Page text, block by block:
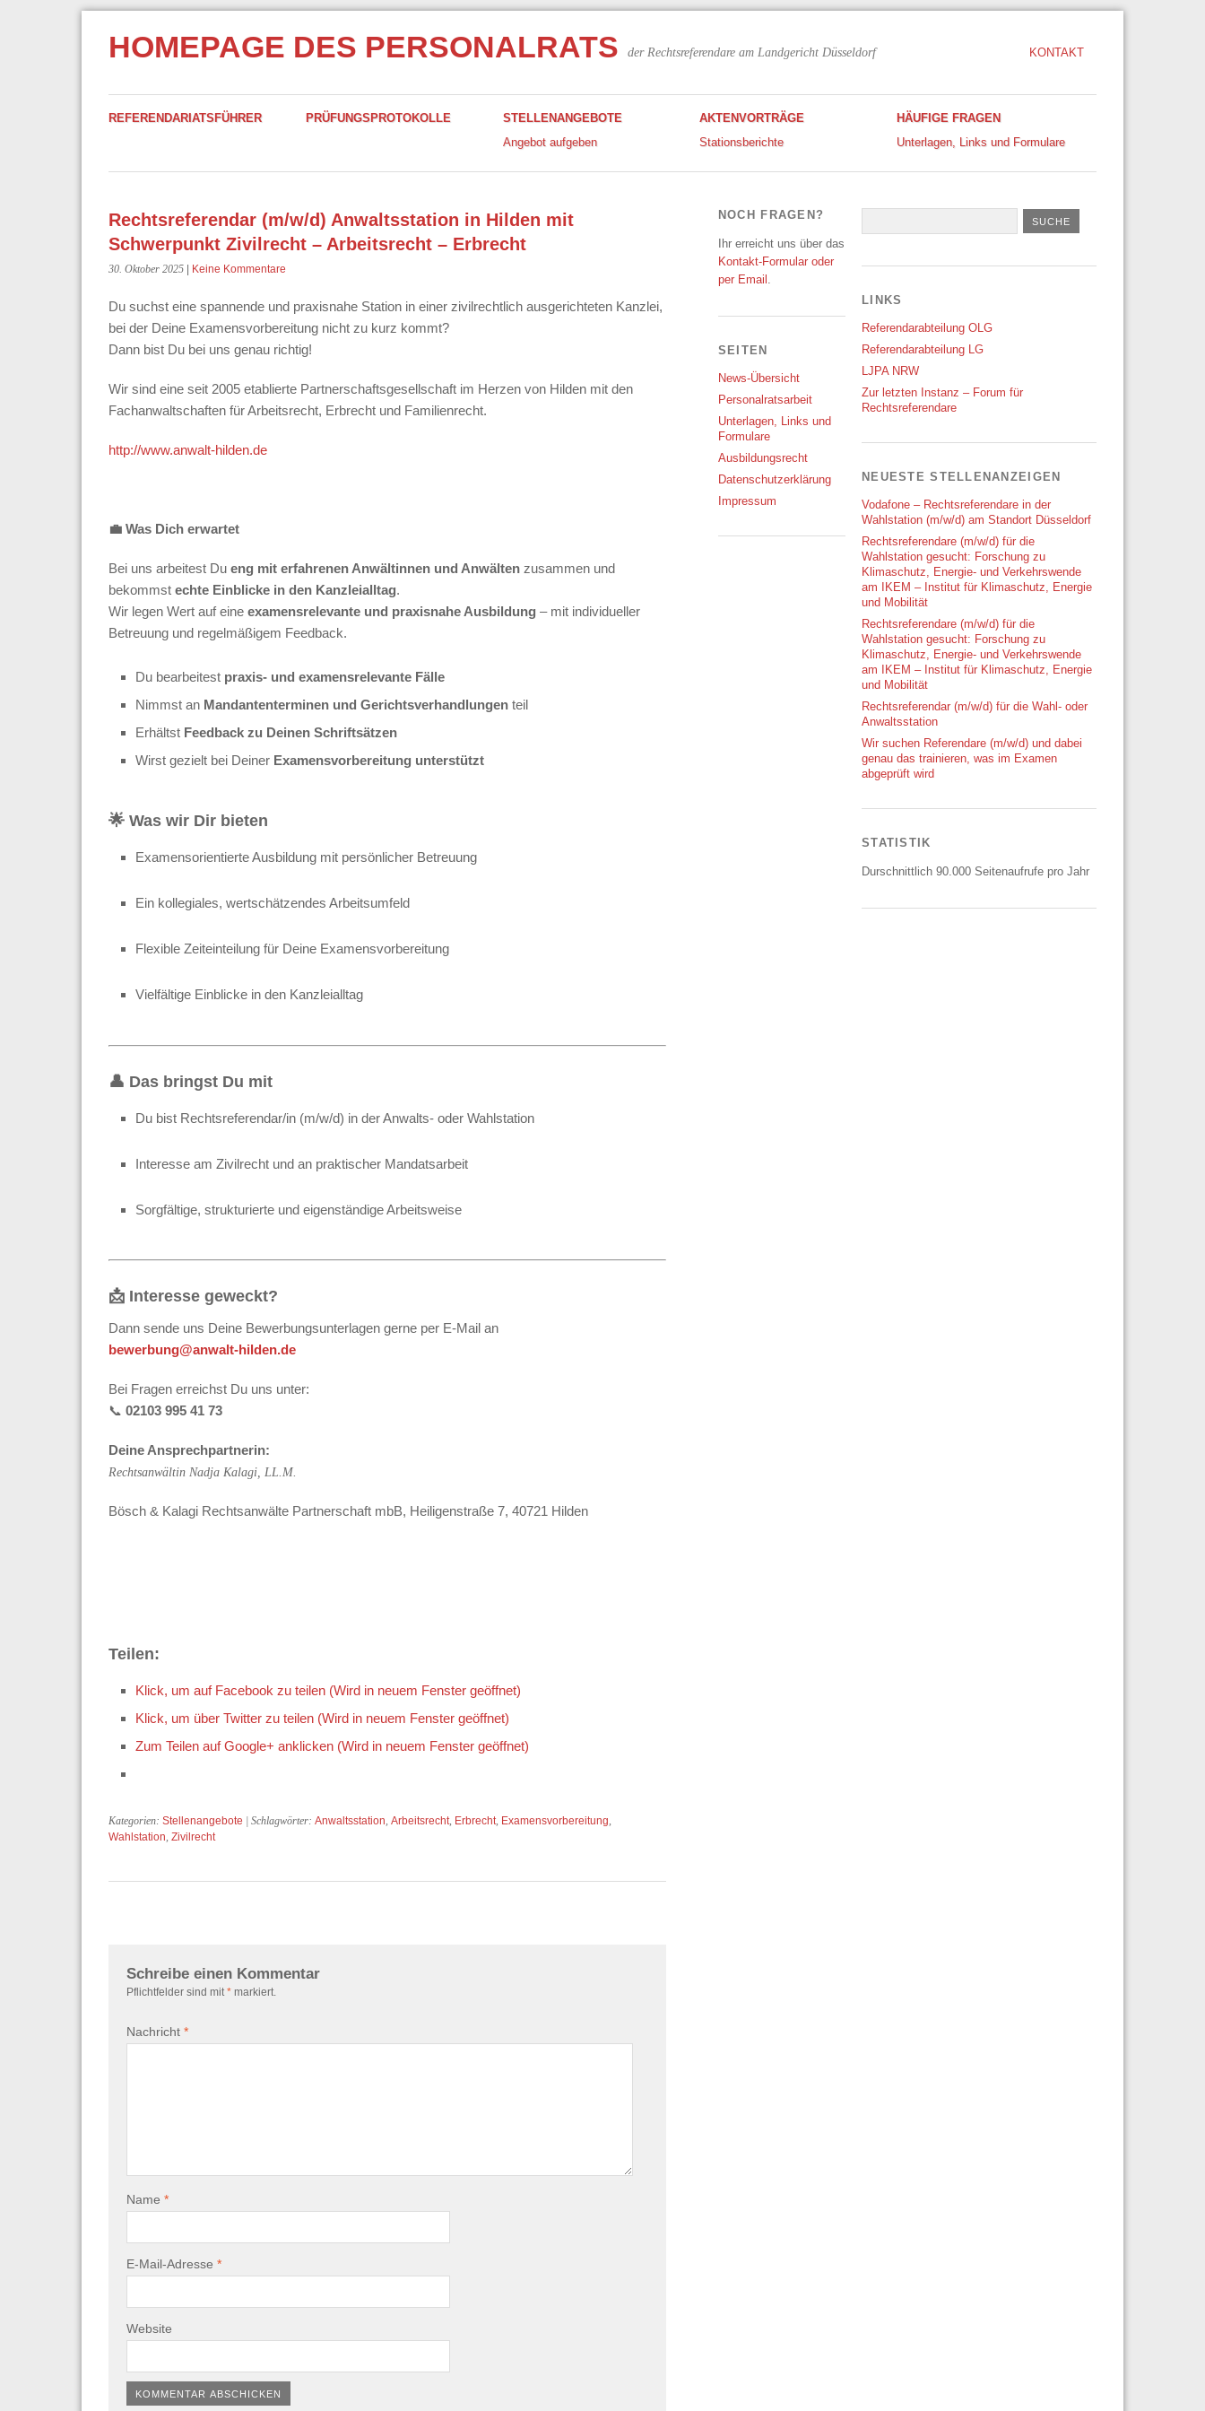
KONTAKT
HOMEPAGE DES PERSONALRATS der Rechtsreferendare am Landgericht Düsseldorf
REFERENDARIATSFÜHRER PRÜFUNGSPROTOKOLLE
STELLENANGEBOTE
Angebot aufgeben
AKTENVORTRÄGE
Stationsberichte
HÄUFIGE FRAGEN
Unterlagen, Links und Formulare
Rechtsreferendar (m/w/d) Anwaltsstation in Hilden mit
Schwerpunkt Zivilrecht – Arbeitsrecht – Erbrecht
30. Oktober 2025 Keine Kommentare
Du suchst eine spannende und praxisnahe Station in einer zivilrechtlich ausgerichteten Kanzlei,
bei der Deine Examensvorbereitung nicht zu kurz kommt?
Dann bist Du bei uns genau richtig!
Wir sind eine seit 2005 etablierte Partnerschaftsgesellschaft im Herzen von Hilden mit den
Fachanwaltschaften für Arbeitsrecht, Erbrecht und Familienrecht.
http://www.anwalt-hilden.de
💼 Was Dich erwartet
Bei uns arbeitest Du eng mit erfahrenen Anwältinnen und Anwälten zusammen und
bekommst echte Einblicke in den Kanzleialltag.
Wir legen Wert auf eine examensrelevante und praxisnahe Ausbildung – mit individueller
Betreuung und regelmäßigem Feedback.
Du bearbeitest praxis- und examensrelevante Fälle
Nimmst an Mandantenterminen und Gerichtsverhandlungen teil
Erhältst Feedback zu Deinen Schriftsätzen
Wirst gezielt bei Deiner Examensvorbereitung unterstützt
🌟 Was wir Dir bieten
Examensorientierte Ausbildung mit persönlicher Betreuung
Ein kollegiales, wertschätzendes Arbeitsumfeld
Flexible Zeiteinteilung für Deine Examensvorbereitung
Vielfältige Einblicke in den Kanzleialltag
👤 Das bringst Du mit
Du bist Rechtsreferendar/in (m/w/d) in der Anwalts- oder Wahlstation
Interesse am Zivilrecht und an praktischer Mandatsarbeit
Sorgfältige, strukturierte und eigenständige Arbeitsweise
📩 Interesse geweckt?
Dann sende uns Deine Bewerbungsunterlagen gerne per E-Mail an
bewerbung@anwalt-hilden.de
Bei Fragen erreichst Du uns unter:
📞 02103 995 41 73
Deine Ansprechpartnerin:
Rechtsanwältin Nadja Kalagi, LL.M.
Bösch & Kalagi Rechtsanwälte Partnerschaft mbB, Heiligenstraße 7, 40721 Hilden
Teilen:
Klick, um auf Facebook zu teilen (Wird in neuem Fenster geöffnet)
Klick, um über Twitter zu teilen (Wird in neuem Fenster geöffnet)
Zum Teilen auf Google+ anklicken (Wird in neuem Fenster geöffnet)
Kategorien: Stellenangebote | Schlagwörter: Anwaltsstation, Arbeitsrecht, Erbrecht, Examensvorbereitung,
Wahlstation, Zivilrecht
Schreibe einen Kommentar
Pflichtfelder sind mit * markiert.
Nachricht *
Name *
E-Mail-Adresse *
Website
NOCH FRAGEN?
Ihr erreicht uns über das
Kontakt-Formular oder
per Email .
SEITEN
News-Übersicht
Personalratsarbeit
Unterlagen, Links und
Formulare
Ausbildungsrecht
Datenschutzerklärung
Impressum
LINKS
Referendarabteilung OLG
Referendarabteilung LG
LJPA NRW
Zur letzten Instanz – Forum für
Rechtsreferendare
NEUESTE STELLENANZEIGEN
Vodafone – Rechtsreferendare in der
Wahlstation (m/w/d) am Standort Düsseldorf
Rechtsreferendare (m/w/d) für die
Wahlstation gesucht: Forschung zu
Klimaschutz, Energie- und Verkehrswende
am IKEM – Institut für Klimaschutz, Energie
und Mobilität
Rechtsreferendare (m/w/d) für die
Wahlstation gesucht: Forschung zu
Klimaschutz, Energie- und Verkehrswende
am IKEM – Institut für Klimaschutz, Energie
und Mobilität
Rechtsreferendar (m/w/d) für die Wahl- oder
Anwaltsstation
Wir suchen Referendare (m/w/d) und dabei
genau das trainieren, was im Examen
abgeprüft wird
STATISTIK
Durschnittlich 90.000 Seitenaufrufe pro Jahr